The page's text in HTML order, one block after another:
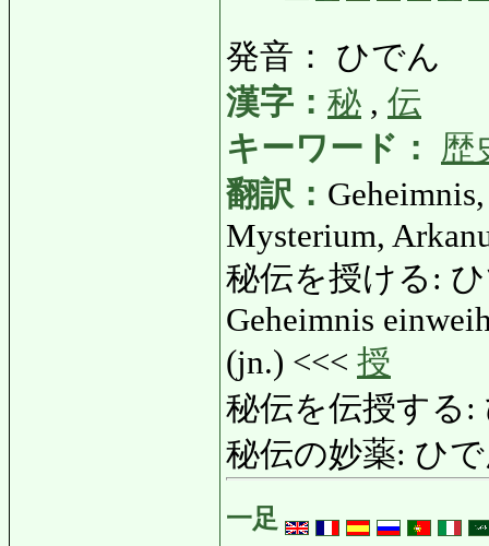
発音： ひでん
漢字： 秘 , 伝
キーワード：
歴
翻訳：
Mysterium,
秘伝を授ける:
Geheimnis
(jn.) <<< 授
秘伝を伝授する
秘伝の妙薬: ひ
一足